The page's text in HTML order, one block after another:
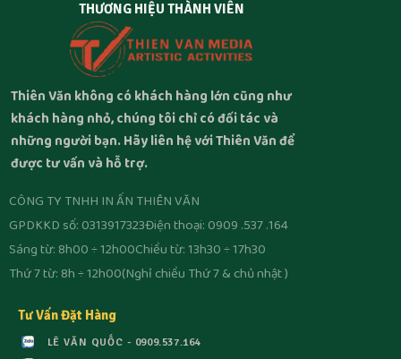
THƯƠNG HIỆU THÀNH VIÊN
Thiên Văn không có khách hàng lớn cũng như
khách hàng nhỏ, chúng tôi chỉ có đối tác và
những người bạn. Hãy liên hệ với Thiên Văn để
được tư vấn và hỗ trợ.
CÔNG TY TNHH IN ẤN THIÊN VĂN
GPDKKD số: 0313917323Điện thoại: 0909 .537 .164
Sáng từ: 8h00 ÷ 12h00Chiều từ: 13h30 ÷ 17h30
Thứ 7 từ: 8h ÷ 12h00(Nghỉ chiều Thứ 7 & chủ nhật )
Tư Vấn Đặt Hàng
LÊ VĂN QUỐC - 0909.537.164